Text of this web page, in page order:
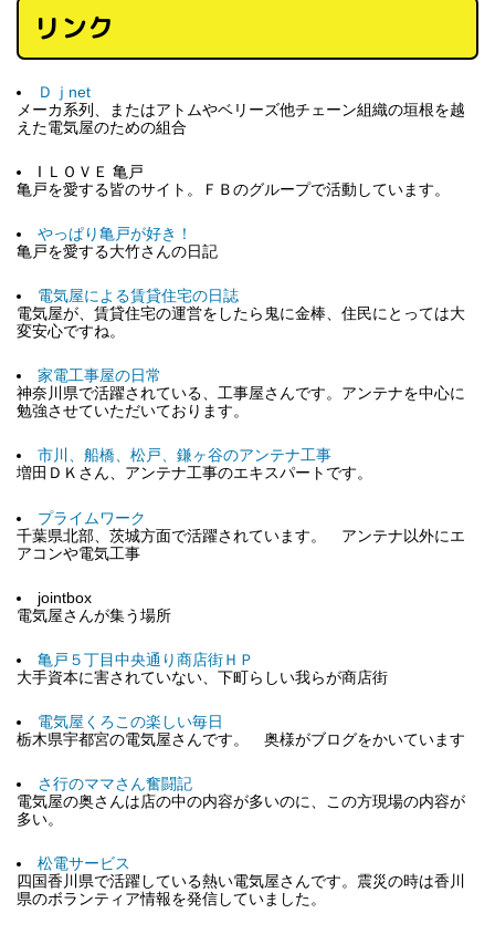
リンク
Ｄｊnet
メーカ系列、またはアトムやベリーズ他チェーン組織の垣根を越
えた電気屋のための組合
I ＬＯＶＥ 亀戸
亀戸を愛する皆のサイト。ＦＢのグループで活動しています。
やっぱり亀戸が好き！
亀戸を愛する大竹さんの日記
電気屋による賃貸住宅の日誌
電気屋が、賃貸住宅の運営をしたら鬼に金棒、住民にとっては大
変安心ですね。
家電工事屋の日常
神奈川県で活躍されている、工事屋さんです。アンテナを中心に
勉強させていただいております。
市川、船橋、松戸、鎌ヶ谷のアンテナ工事
増田ＤＫさん、アンテナ工事のエキスパートです。
プライムワーク
千葉県北部、茨城方面で活躍されています。 アンテナ以外にエ
アコンや電気工事
jointbox
電気屋さんが集う場所
亀戸５丁目中央通り商店街ＨＰ
大手資本に害されていない、下町らしい我らが商店街
電気屋くろこの楽しい毎日
栃木県宇都宮の電気屋さんです。 奥様がブログをかいています
さ行のママさん奮闘記
電気屋の奥さんは店の中の内容が多いのに、この方現場の内容が
多い。
松電サービス
四国香川県で活躍している熱い電気屋さんです。震災の時は香川
県のボランティア情報を発信していました。